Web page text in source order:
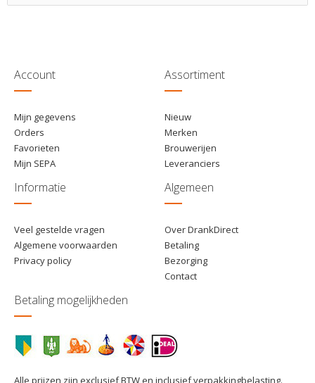
Account
Mijn gegevens
Orders
Favorieten
Mijn SEPA
Assortiment
Nieuw
Merken
Brouwerijen
Leveranciers
Informatie
Veel gestelde vragen
Algemene voorwaarden
Privacy policy
Algemeen
Over DrankDirect
Betaling
Bezorging
Contact
Betaling mogelijkheden
Alle prijzen zijn exclusief BTW en inclusief verpakkingbelasting.